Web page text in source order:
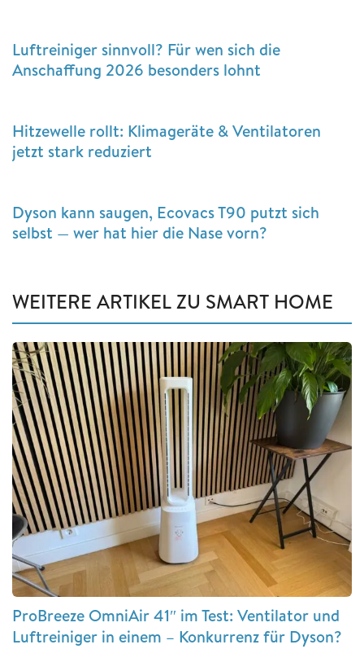
Luftreiniger sinnvoll? Für wen sich die
Anschaffung 2026 besonders lohnt
Hitzewelle rollt: Klimageräte & Ventilatoren
jetzt stark reduziert
Dyson kann saugen, Ecovacs T90 putzt sich
selbst — wer hat hier die Nase vorn?
WEITERE ARTIKEL ZU SMART HOME
ProBreeze OmniAir 41″ im Test: Ventilator und
Luftreiniger in einem – Konkurrenz für Dyson?